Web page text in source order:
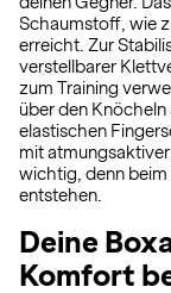
Schaumstoff, wie
erreicht. Zur
verstellbarer
zum Training
über den
elastischen
mit
wichtig, denn beim
entstehen.
Deine
Komfort